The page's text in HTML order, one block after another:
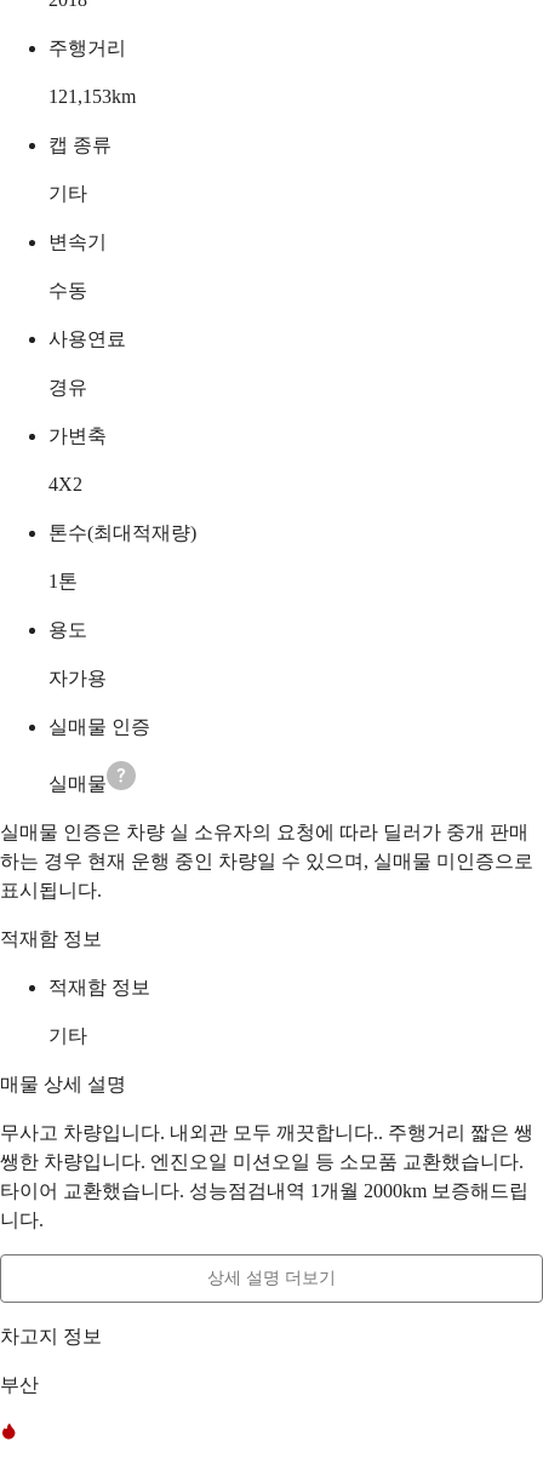
주행거리
121,153km
캡 종류
기타
변속기
수동
사용연료
경유
가변축
4X2
톤수(최대적재량)
1 톤
용도
자가용
실매물 인증
실매물
실매물 인증은 차량 실 소유자의 요청에 따라 딜러가 중개 판매
하는 경우 현재 운행 중인 차량일 수 있으며, 실매물 미인증으로
표시됩니다.
적재함 정보
적재함 정보
기타
매물 상세 설명
무사고 차량입니다. 내외관 모두 깨끗합니다.. 주행거리 짧은 쌩
쌩한 차량입니다. 엔진오일 미션오일 등 소모품 교환했습니다.
타이어 교환했습니다. 성능점검내역 1개월 2000km 보증해드립
니다.
상세 설명 더보기
차고지 정보
부산